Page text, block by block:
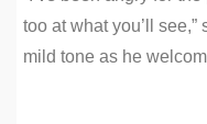
too at what you’ll
mild tone as he